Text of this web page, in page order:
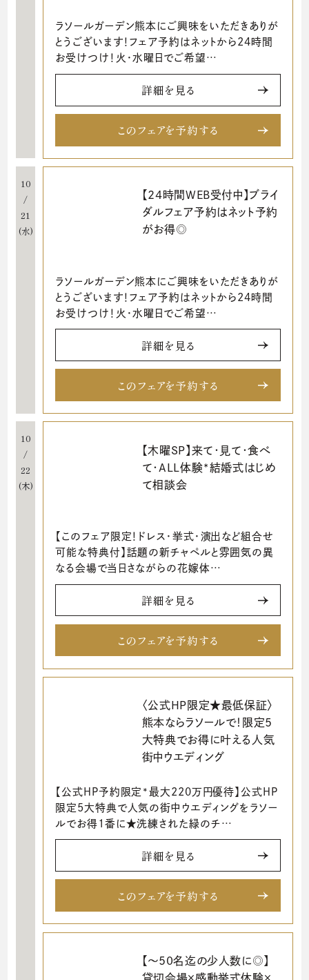
ラソールガーデン熊本にご興味をいただきありが
とうございます！フェア予約はネットから24時間
お受けつけ！火・水曜日でご希望…
詳細を見る
このフェアを予約する
10
/
21
(水)
【24時間WEB受付中】ブライ
ダルフェア予約はネット予約
がお得◎
ラソールガーデン熊本にご興味をいただきありが
とうございます！フェア予約はネットから24時間
お受けつけ！火・水曜日でご希望…
詳細を見る
このフェアを予約する
10
/
22
(木)
【木曜SP】来て･見て･食べ
て･ALL体験*結婚式はじめ
て相談会
【このフェア限定！ドレス・挙式・演出など組合せ
可能な特典付】話題の新チャペルと雰囲気の異
なる会場で当日さながらの花嫁体…
詳細を見る
このフェアを予約する
〈公式HP限定★最低保証〉
熊本ならラソールで！限定5
大特典でお得に叶える人気
街中ウエディング
【公式HP予約限定*最大220万円優待】公式HP
限定5大特典で人気の街中ウエディングをラソー
ルでお得1番に★洗練された緑のチ…
詳細を見る
このフェアを予約する
【～50名迄の少人数に◎】